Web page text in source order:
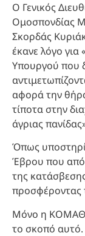
Ο Γενικός
Ομοσπονδίας
Σκορδάς
έκανε λόγο για
Υπουργού που
αφορά την
τίποτα στην
άγριας
Όπως
Έβρου που
της
προσφέροντας
Μόνο η ΚΟΜΑΘ
το σκοπό αυτό.